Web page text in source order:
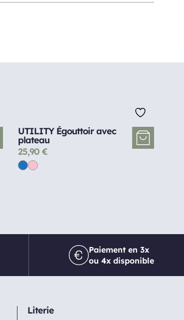
UTILITY Égouttoir avec
plateau
25,90 €
Paiement en 3x
ou 4x disponible
Literie